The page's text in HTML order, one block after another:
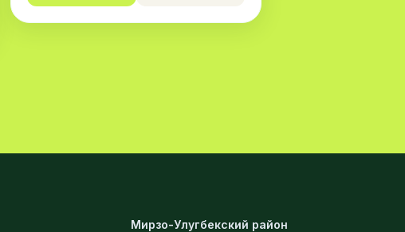
Мирзо-Улугбекский район